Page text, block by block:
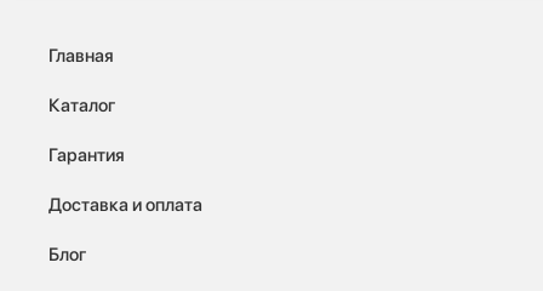
Главная
Каталог
Гарантия
Доставка и оплата
Блог